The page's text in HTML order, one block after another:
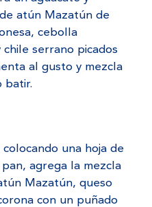
atún Mazatún de
cebolla
serrano picados
al gusto y mezcla
batir.
una hoja de
agrega la mezcla
Mazatún, queso
con un puñado